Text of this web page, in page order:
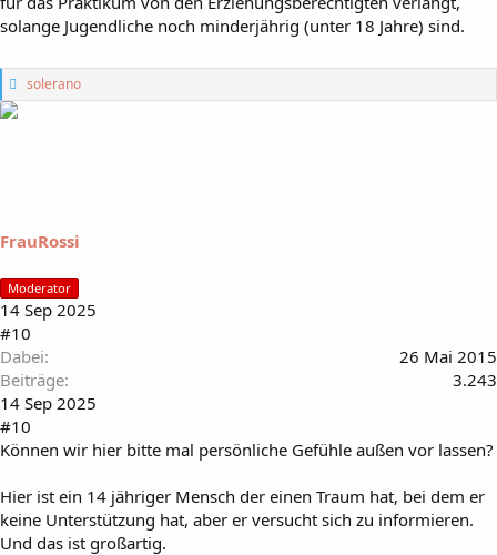
solange Jugendliche noch minderjährig (unter 18 Jahre) sind.
G
e
r
solerano
FrauRossi
Moderator
14 Sep 2025
#10
Dabei
26 Mai 2015
Beiträge
3.243
14 Sep 2025
#10
Können wir hier bitte mal persönliche Gefühle außen vor lassen?
Hier ist ein 14 jähriger Mensch der einen Traum hat, bei dem er
keine Unterstützung hat, aber er versucht sich zu informieren.
Und das ist großartig.